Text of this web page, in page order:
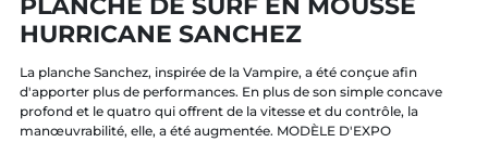
HURRICANE SANCHEZ
La planche Sanchez, inspirée de la Vampire, a été conçue afin
d'apporter plus de performances. En plus de son simple concave
profond et le quatro qui offrent de la vitesse et du contrôle, la
manœuvrabilité, elle, a été augmentée. MODÈLE D'EXPO